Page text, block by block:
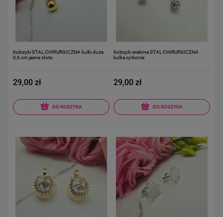
Kolczyki STAL CHIRURGICZNA kulki duże
0,6 cm jasne złoto
29,00 zł
DO KOSZYKA
Kolczyki srebrne STAL CHIRURGICZNA
kulka cyrkonie
29,00 zł
DO KOSZYKA